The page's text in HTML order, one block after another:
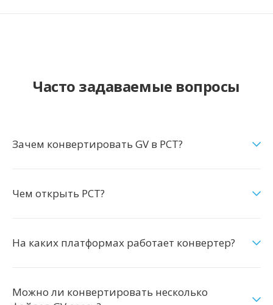
Часто задаваемые вопросы
Зачем конвертировать GV в PCT?
Чем открыть PCT?
На каких платформах работает конвертер?
Можно ли конвертировать несколько